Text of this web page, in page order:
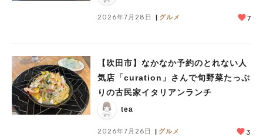
2026年7月28日 グルメ 7
【吹田市】なかなか予約のとれない人
気店「curation」さんで旬野菜たっぷ
りの古民家イタリアンランチ
tea
2026年7月26日 グルメ 3